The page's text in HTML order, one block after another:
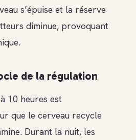
s’épuise et la réserve
diminue, provoquant
de la régulation
10 heures est
que le cerveau recycle
Durant la nuit, les